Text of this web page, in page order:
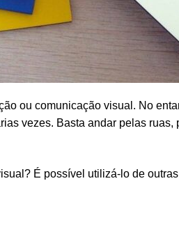
ou comunicação visual. No
vezes. Basta andar pelas
É possível utilizá-lo de